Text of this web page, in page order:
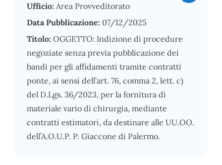
Ufficio: Area Provveditorato
Data Pubblicazione: 07/12/2025
Titolo: OGGETTO: Indizione di procedure
negoziate senza previa pubblicazione dei
bandi per gli affidamenti tramite contratti
ponte, ai sensi dell’art. 76, comma 2, lett. c)
del D.Lgs. 36/2023, per la fornitura di
materiale vario di chirurgia, mediante
contratti estimatori, da destinare alle UU.OO.
dell’A.O.U.P. P. Giaccone di Palermo.